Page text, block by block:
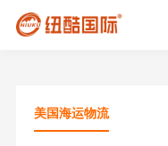
美国海运物流